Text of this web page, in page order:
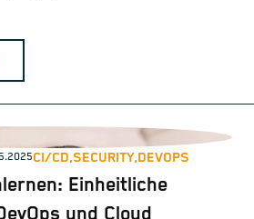
CI/CD,SECURITY,DEVOPS
Einheitliche